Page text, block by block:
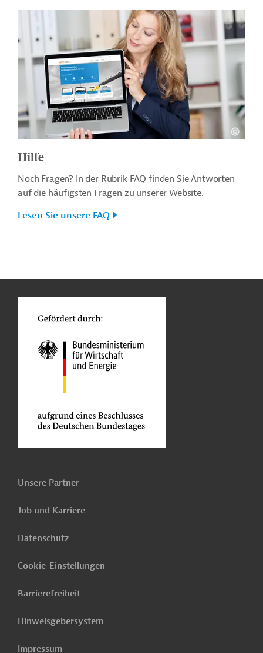
Hilfe
Noch Fragen? In der Rubrik FAQ finden Sie Antworten
auf die häufigsten Fragen zu unserer Website.
Lesen Sie unsere FAQ
Unsere Partner
Job und Karriere
Datenschutz
Cookie-Einstellungen
Barrierefreiheit
Hinweisgebersystem
Impressum